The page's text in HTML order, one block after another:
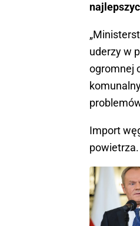
uderzy w
ogromnej
Import
powietrza.